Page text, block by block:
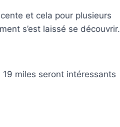
et cela pour plusieurs
s’est laissé se découvrir.
miles seront intéressants